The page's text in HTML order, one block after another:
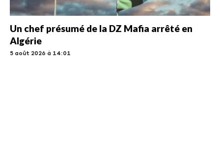
Un chef présumé de la DZ Mafia arrêté en
Algérie
5 août 2026 à 14:01